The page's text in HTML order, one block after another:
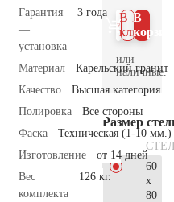
Гарантия
—
установка
3 года
Материал
Карельский гранит
Качество
Высшая категория
Полировка
Все стороны
Фаска
Техническая (1-10 мм.)
Изготовление
от 14 дней
Вес
комплекта
126 кг.
В
В 1
клик
или
наличные.
Размер
60
x
80